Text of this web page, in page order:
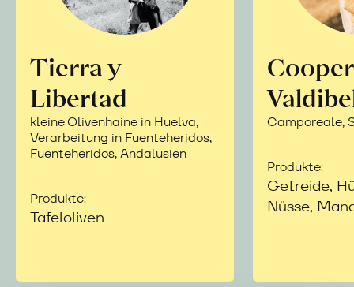
Tierra y
Libertad
kleine Olivenhaine in Huelva,
Verarbeitung in Fuenteheridos,
Fuenteheridos, Andalusien
Produkte:
Tafeloliven
Camporeale,
Produkte:
Getreide,
Nüsse,